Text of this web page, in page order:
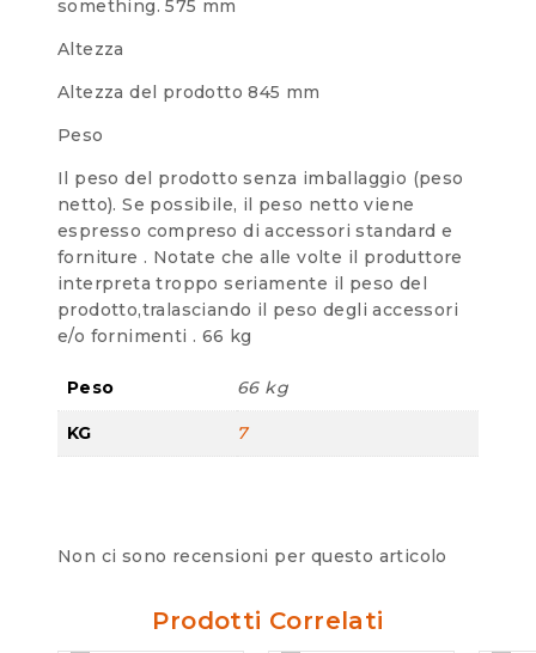
something. 575 mm
Altezza
Altezza del prodotto 845 mm
Peso
Il peso del prodotto senza imballaggio (peso
netto). Se possibile, il peso netto viene
espresso compreso di accessori standard e
forniture . Notate che alle volte il produttore
interpreta troppo seriamente il peso del
prodotto,tralasciando il peso degli accessori
e/o fornimenti . 66 kg
Peso 66 kg
KG 7
Non ci sono recensioni per questo articolo
Prodotti Correlati